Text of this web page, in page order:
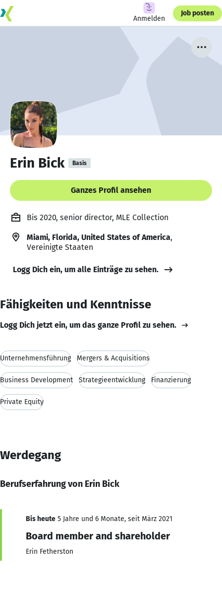
Anmelden
Job posten
Erin Bick Basis
Ganzes Profil ansehen
Bis 2020, senior director, MLE Collection
Miami, Florida, United States of America,
Vereinigte Staaten
Logg Dich ein, um alle Einträge zu sehen.
Fähigkeiten und Kenntnisse
Logg Dich jetzt ein, um das ganze Profil zu sehen.
Unternehmensführung Mergers & Acquisitions
Business Development Strategieentwicklung Finanzierung
Private Equity
Werdegang
Berufserfahrung von Erin Bick
Bis heute 5 Jahre und 6 Monate, seit März 2021
Board member and shareholder
Erin Fetherston